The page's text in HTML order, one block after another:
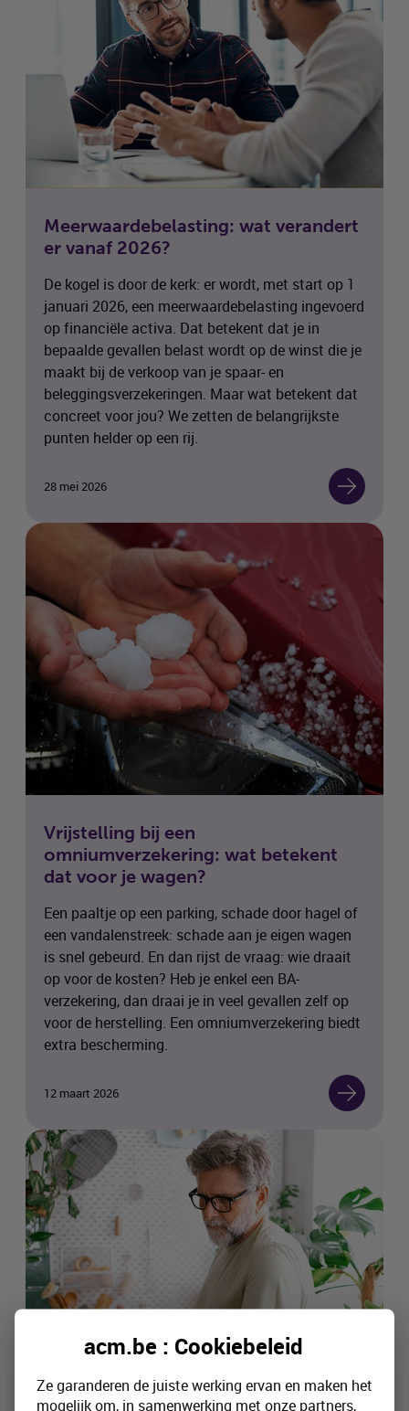
Meerwaardebelasting: wat verandert
er vanaf 2026?
De kogel is door de kerk: er wordt, met start op 1
januari 2026, een meerwaardebelasting ingevoerd
op financiële activa. Dat betekent dat je in
bepaalde gevallen belast wordt op de winst die je
maakt bij de verkoop van je spaar- en
beleggingsverzekeringen. Maar wat betekent dat
concreet voor jou? We zetten de belangrijkste
punten helder op een rij.
28 mei 2026
Vrijstelling bij een
omniumverzekering: wat betekent
dat voor je wagen?
Een paaltje op een parking, schade door hagel of
een vandalenstreek: schade aan je eigen wagen
is snel gebeurd. En dan rijst de vraag: wie draait
op voor de kosten? Heb je enkel een BA-
verzekering, dan draai je in veel gevallen zelf op
voor de herstelling. Een omniumverzekering biedt
extra bescherming.
12 maart 2026
acm.be : Cookiebeleid
Ze garanderen de juiste werking ervan en maken het
mogelijk om, in samenwerking met onze partners,